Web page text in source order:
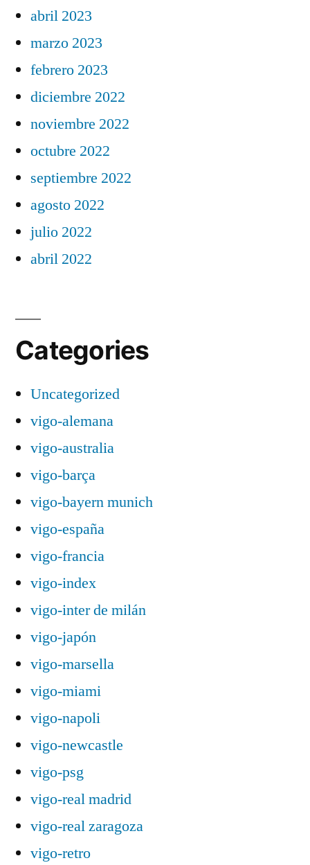
abril 2023
marzo 2023
febrero 2023
diciembre 2022
noviembre 2022
octubre 2022
septiembre 2022
agosto 2022
julio 2022
abril 2022
Categories
Uncategorized
vigo-alemana
vigo-australia
vigo-barça
vigo-bayern munich
vigo-españa
vigo-francia
vigo-index
vigo-inter de milán
vigo-japón
vigo-marsella
vigo-miami
vigo-napoli
vigo-newcastle
vigo-psg
vigo-real madrid
vigo-real zaragoza
vigo-retro